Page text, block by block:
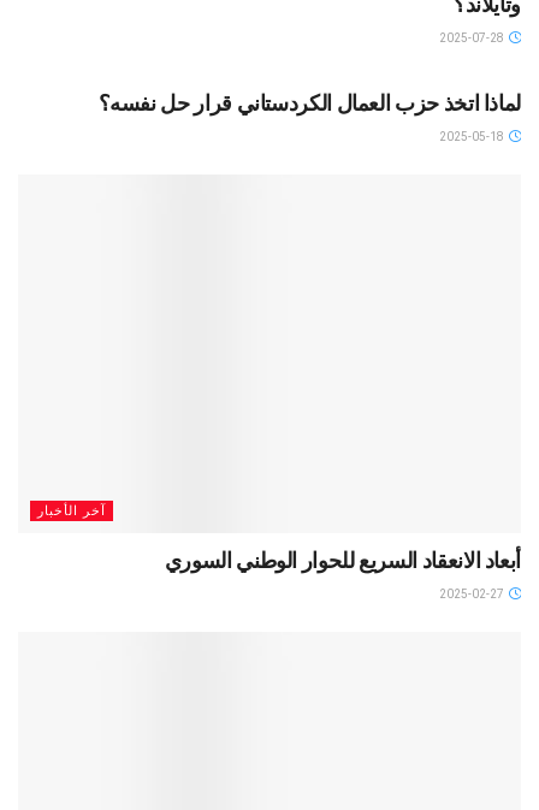
لماذا اتخذ حزب العمال الكردستاني قرار حل نفسه؟
آخر الأخبار
أبعاد الانعقاد السريع للحوار الوطني السوري